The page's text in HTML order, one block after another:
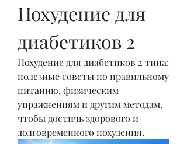
Похудение для
диабетиков 2
Похудение для диабетиков 2 типа:
полезные советы по правильному
питанию, физическим
упражнениям и другим методам,
чтобы достичь здорового и
долговременного похудения.